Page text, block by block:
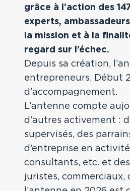
grâce à l’action des
experts,
la mission et à la
regard sur l’échec.
Depuis sa création,
entrepreneurs. Début
d’accompagnement.
L’antenne compte
d’autres activement :
supervisés, des
d’entreprise en
consultants, etc. et
juristes, commerciaux,